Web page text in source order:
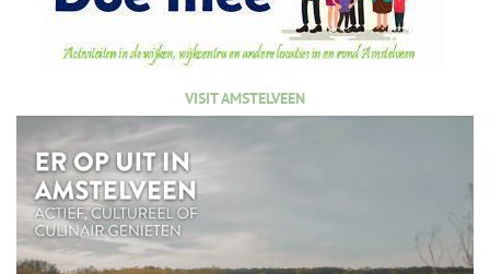
VISIT AMSTELVEEN